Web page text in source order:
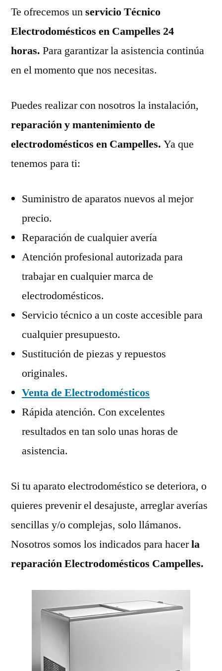
Te ofrecemos unservicio Técnico
Electrodomésticos en Campelles 24
horas. Para garantizar la asistencia continúa
en el momento que nos necesitas.
Puedes realizar con nosotros la instalación,
reparación y mantenimiento de
electrodomésticos en Campelles. Ya que
tenemos para ti:
Suministro de aparatos nuevos al mejor
precio.
Reparación de cualquier avería
Atención profesional autorizada para
trabajar en cualquier marca de
electrodomésticos.
Servicio técnico a un coste accesible para
cualquier presupuesto.
Sustitución de piezas y repuestos
originales.
Venta de Electrodomésticos
Rápida atención. Con excelentes
resultados en tan solo unas horas de
asistencia.
Si tu aparato electrodoméstico se deteriora, o
quieres prevenir el desajuste, arreglar averías
sencillas y/o complejas, solo llámanos.
Nosotros somos los indicados para hacerla
reparación Electrodomésticos Campelles.